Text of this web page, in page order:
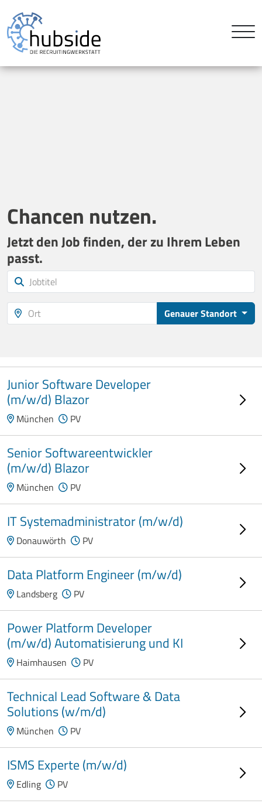
Chancen nutzen.
Jetzt den Job finden, der zu Ihrem Leben
passt.
Genauer Standort
Junior Software Developer
(m/w/d) Blazor
München PV
Senior Softwareentwickler
(m/w/d) Blazor
München PV
IT Systemadministrator (m/w/d)
Donauwörth PV
Data Platform Engineer (m/w/d)
Landsberg PV
Power Platform Developer
(m/w/d) Automatisierung und KI
Haimhausen PV
Technical Lead Software & Data
Solutions (w/m/d)
München PV
ISMS Experte (m/w/d)
Edling PV